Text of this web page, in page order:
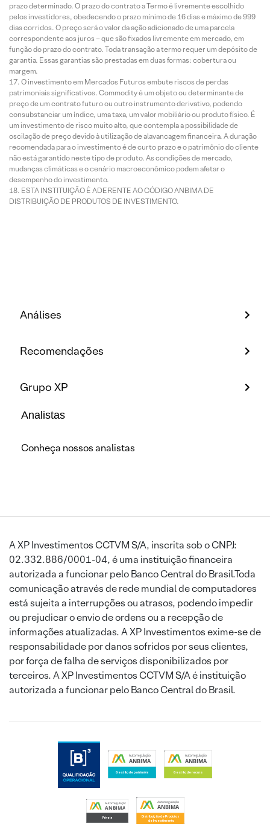
prazo determinado. O prazo do contrato a Termo é livremente escolhido
pelos investidores, obedecendo o prazo mínimo de 16 dias e máximo de 999
dias corridos. O preço será o valor da ação adicionado de uma parcela
correspondente aos juros – que são fixados livremente em mercado, em
função do prazo do contrato. Toda transação a termo requer um depósito de
garantia. Essas garantias são prestadas em duas formas: cobertura ou
margem.
O investimento em Mercados Futuros embute riscos de perdas
patrimoniais significativos. Commodity é um objeto ou determinante de
preço de um contrato futuro ou outro instrumento derivativo, podendo
consubstanciar um índice, uma taxa, um valor mobiliário ou produto físico. É
um investimento de risco muito alto, que contempla a possibilidade de
oscilação de preço devido à utilização de alavancagem financeira. A duração
recomendada para o investimento é de curto prazo e o patrimônio do cliente
não está garantido neste tipo de produto. As condições de mercado,
mudanças climáticas e o cenário macroeconômico podem afetar o
desempenho do investimento.
ESTA INSTITUIÇÃO É ADERENTE AO CÓDIGO ANBIMA DE
DISTRIBUIÇÃO DE PRODUTOS DE INVESTIMENTO.
Análises
Recomendações
Grupo XP
Analistas
Conheça nossos analistas
A XP Investimentos CCTVM S/A, inscrita sob o CNPJ:
02.332.886/0001-04, é uma instituição financeira
autorizada a funcionar pelo Banco Central do Brasil.Toda
comunicação através de rede mundial de computadores
está sujeita a interrupções ou atrasos, podendo impedir
ou prejudicar o envio de ordens ou a recepção de
informações atualizadas. A XP Investimentos exime-se de
responsabilidade por danos sofridos por seus clientes,
por força de falha de serviços disponibilizados por
terceiros. A XP Investimentos CCTVM S/A é instituição
autorizada a funcionar pelo Banco Central do Brasil.